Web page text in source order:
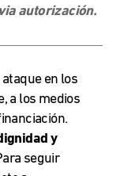
autorización.
en los
a los medios
y
seguir